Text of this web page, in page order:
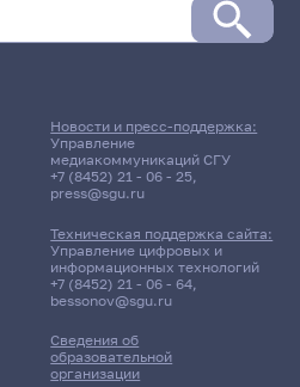
Сведения об
образовательной
организации
Новости и пресс-поддержка:
Управление
медиакоммуникаций СГУ
+7 (8452) 21 - 06 - 25,
press@sgu.ru
Техническая поддержка сайта:
Управление цифровых и
информационных технологий
+7 (8452) 21 - 06 - 64,
bessonov@sgu.ru